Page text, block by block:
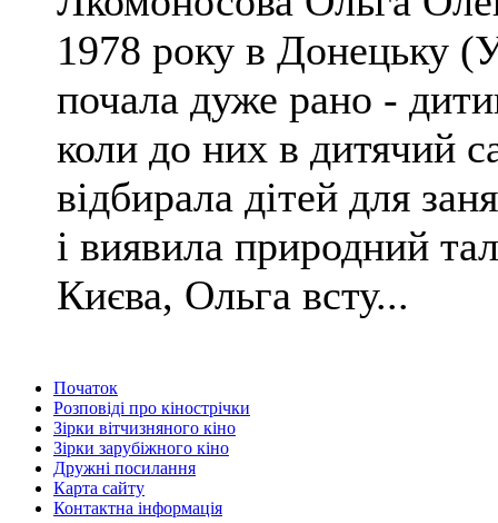
1978 року в Донецьку
почала дуже рано -
коли до них в дитячий
відбирала дітей для
і виявила природний
Києва, Ольга всту...
Початок
Розповіді про кінострічки
Зірки вітчизняного кіно
Зірки зарубіжного кіно
Дружні посилання
Карта сайту
Контактна інформація